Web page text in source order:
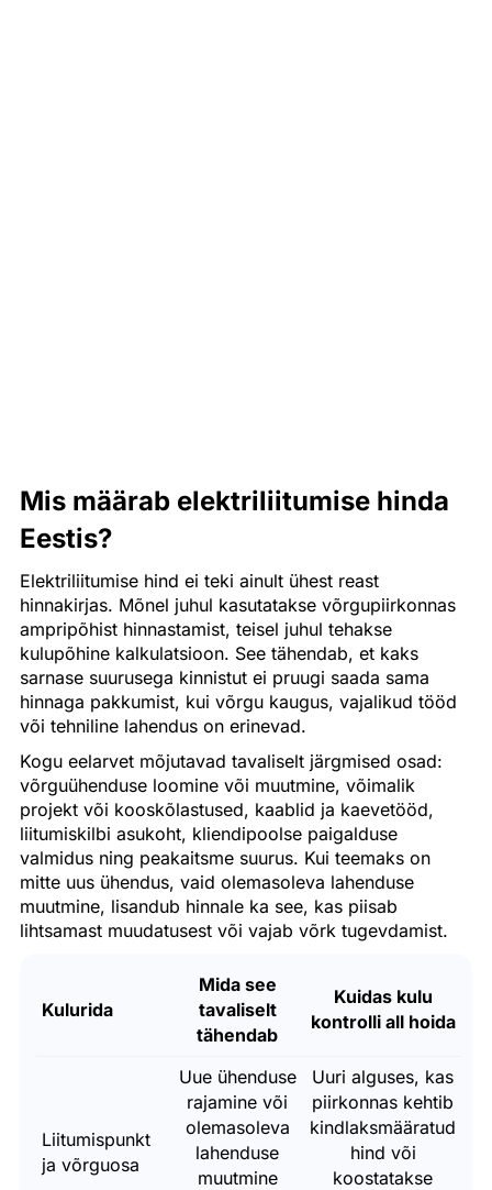
Mis määrab elektriliitumise hinda
Eestis?
Elektriliitumise hind ei teki ainult ühest reast
hinnakirjas. Mõnel juhul kasutatakse võrgupiirkonnas
ampripõhist hinnastamist, teisel juhul tehakse
kulupõhine kalkulatsioon. See tähendab, et kaks
sarnase suurusega kinnistut ei pruugi saada sama
hinnaga pakkumist, kui võrgu kaugus, vajalikud tööd
või tehniline lahendus on erinevad.
Kogu eelarvet mõjutavad tavaliselt järgmised osad:
võrguühenduse loomine või muutmine, võimalik
projekt või kooskõlastused, kaablid ja kaevetööd,
liitumiskilbi asukoht, kliendipoolse paigalduse
valmidus ning peakaitsme suurus. Kui teemaks on
mitte uus ühendus, vaid olemasoleva lahenduse
muutmine, lisandub hinnale ka see, kas piisab
lihtsamast muudatusest või vajab võrk tugevdamist.
Kulurida
Mida see
tavaliselt
tähendab
Kuidas kulu
kontrolli all hoida
Liitumispunkt
ja võrguosa
Uue ühenduse
rajamine või
olemasoleva
lahenduse
muutmine
Uuri alguses, kas
piirkonnas kehtib
kindlaksmääratud
hind või
koostatakse